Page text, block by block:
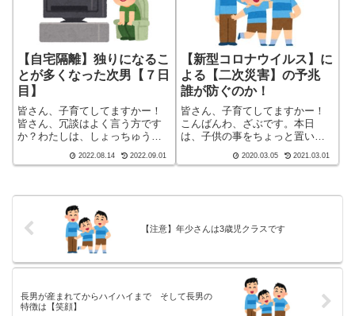
【自宅隔離】独りになるこ
とが多くなった次男【７日
目】
皆さん、子育てしてますかー！
皆さん、冗談はよく言う方です
か？わたしは、しょっちゅうで
冗談もありますよね。こんばん
(@meitou_zabuton)です。わたし
は40代でひ...
2022.08.14 2022.09.01
【新型コロナウイルス】に
よる【二次災害】の予兆
誰が防ぐのか！
皆さん、子育てしてますかー！
こんばんわ、ざぶです。本日
は、子供の事をちょっと置いて
さんがどんな状況なのか、ご報
を抑える為に政府からの休校
2020.03.05 2021.03.01
【注意】年少さんは3歳児クラスです
長男が産まれてからハイハイまで そして長男の
特徴は【笑顔】